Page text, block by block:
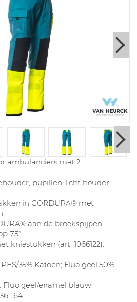
ambulanciers met 2
pupillen-licht houder,
in CORDURA® met
aan de broekspijpen.
75°
kniestukken (art. 1066122).
35% Katoen; Fluo geel 50%
Fluo geel/enamel blauw.
64.